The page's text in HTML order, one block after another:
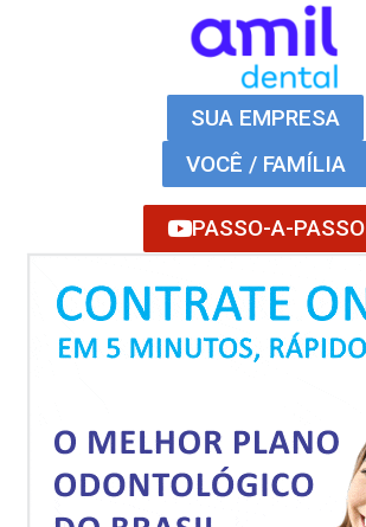
SUA EMPRESA
VOCÊ / FAMÍLIA
PASSO-A-PASSO